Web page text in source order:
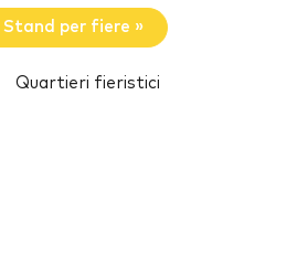
Stand per fiere »
Quartieri fieristici